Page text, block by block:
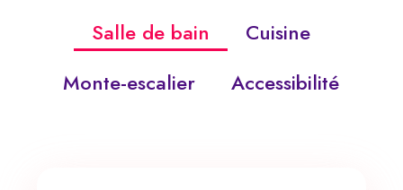
Salle de bain
Cuisine
Monte-escalier
Accessibilité